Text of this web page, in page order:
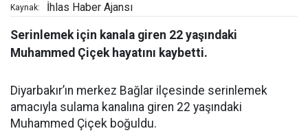
Kaynak: İhlas Haber Ajansı
Serinlemek için kanala giren 22 yaşındaki
Muhammed Çiçek hayatını kaybetti.
Diyarbakır’ın merkez Bağlar ilçesinde serinlemek
amacıyla sulama kanalına giren 22 yaşındaki
Muhammed Çiçek boğuldu.